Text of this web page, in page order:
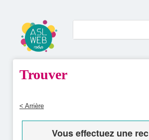
Trouver
< Arrière
Vous effectuez une